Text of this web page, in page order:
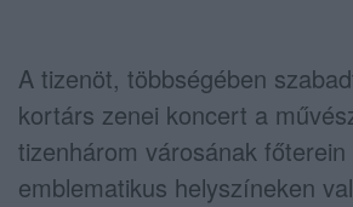
A tizenöt, többségében
kortárs zenei koncert a
tizenhárom városának főterein
emblematikus helyszíneken